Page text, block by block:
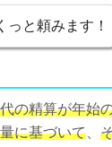
っと頼みます！
の精算が年始
に基づいて、